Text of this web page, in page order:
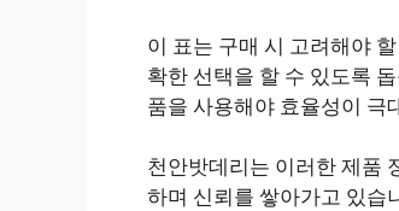
이 표는 구매 시 고려해야
확한 선택을 할 수 있도록
품을 사용해야 효율성이 극
천안밧데리는 이러한 제품
하며 신뢰를 쌓아가고 있습